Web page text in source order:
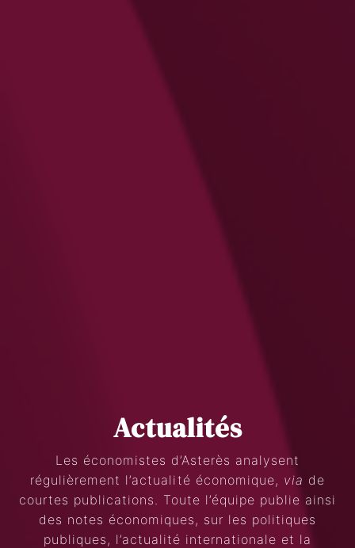
Actualités
Les économistes d’Asterès analysent
régulièrement l’actualité économique, via de
courtes publications. Toute l’équipe publie ainsi
des notes économiques, sur les politiques
publiques, l’actualité internationale et la
Search
Rechercher